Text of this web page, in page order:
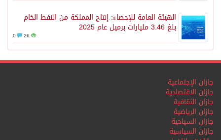
الهيئة العامة للإحصاء: إنتاج المملكة من النفط الخام
بلغ 3.46 مليارات برميل عام 2025
26
جازان الإجتماعية
جازان الاقتصادية
جازان الثقافية
جازان الرياضية
جازان السياحية
جازان السياسية